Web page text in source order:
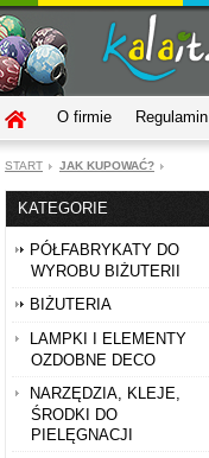
O firmie Regulamin
START JAK KUPOWAĆ?
KATEGORIE
PÓŁFABRYKATY DO
WYROBU BIŻUTERII
BIŻUTERIA
LAMPKI I ELEMENTY
OZDOBNE DECO
NARZĘDZIA, KLEJE,
ŚRODKI DO
PIELĘGNACJI